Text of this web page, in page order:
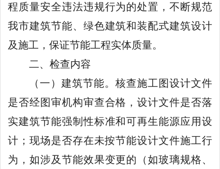
程质量安全违法违规行为的处置，不断规范
我市建筑节能、绿色建筑和装配式建筑设计
及施工，保证节能工程实体质量。
二、检查内容
（一）建筑节能。核查施工图设计文件
是否经图审机构审查合格，设计文件是否落
实建筑节能强制性标准和可再生能源应用设
计；现场是否存在未按节能设计文件施工行
为，如涉及节能效果变更的（如玻璃规格、